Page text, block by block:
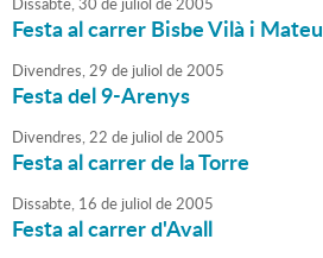
Festa al carrer Bisbe Vilà i Mateu
Divendres,29 de juliol de2005
Festa del 9-Arenys
Divendres,22 de juliol de2005
Festa al carrer de la Torre
Dissabte, 16 de juliol de2005
Festa al carrer d'Avall